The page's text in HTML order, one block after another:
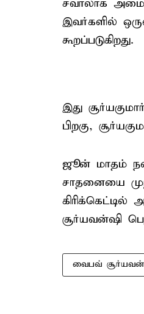
சவாலாக
இவர்களில்
கூறப்படுகிறது.
இது
பிறகு,
ஜூன் மாதம்
சாதனையை
சூர்யவன்ஷி
வைபவ்